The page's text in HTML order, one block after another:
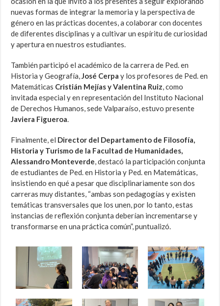
nuevas formas de integrar la memoria y la perspectiva de
género en las prácticas docentes, a colaborar con docentes
de diferentes disciplinas y a cultivar un espíritu de curiosidad
y apertura en nuestros estudiantes.
También participó el académico de la carrera de Ped. en
Historia y Geografía,José Cerpa y los profesores de Ped. en
Matemáticas Cristián Mejías y Valentina Ruiz, como
invitada especial y en representación del Instituto Nacional
de Derechos Humanos, sede Valparaíso, estuvo presente
Javiera Figueroa.
Finalmente, el Director del Departamento de Filosofía,
Historia y Turismo de la Facultad de Humanidades,
Alessandro Monteverde, destacó la participación conjunta
de estudiantes de Ped. en Historia y Ped. en Matemáticas,
insistiendo en qué a pesar que disciplinariamente son dos
carreras muy distantes, “ambas son pedagogías y existen
temáticas transversales que los unen, por lo tanto, estas
instancias de reflexión conjunta deberían incrementarse y
transformarse en una práctica común”, puntualizó.